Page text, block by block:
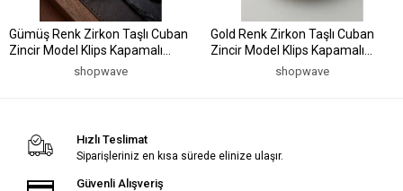
Gümüş Renk Zirkon Taşlı Cuban
Zincir Model Klips Kapamalı
Erkek Bileklikshopwave
Gold Renk Zirkon Taşlı Cuban
Zincir Model Klips Kapamalı
Erkek Bileklikshopwave
Hızlı Teslimat
Siparişleriniz en kısa sürede elinize ulaşır.
Güvenli Alışveriş